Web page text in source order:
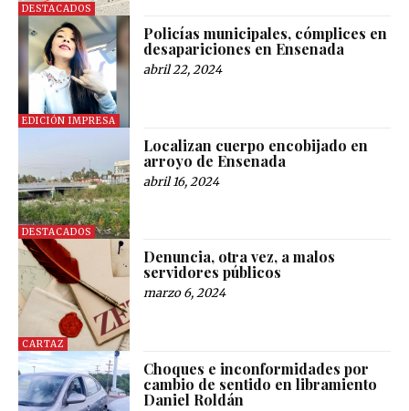
DESTACADOS
EDICIÓN IMPRESA
Policías municipales, cómplices en
desapariciones en Ensenada
abril 22, 2024
DESTACADOS
Localizan cuerpo encobijado en
arroyo de Ensenada
abril 16, 2024
CARTAZ
Denuncia, otra vez, a malos
servidores públicos
marzo 6, 2024
Choques e inconformidades por
cambio de sentido en libramiento
Daniel Roldán